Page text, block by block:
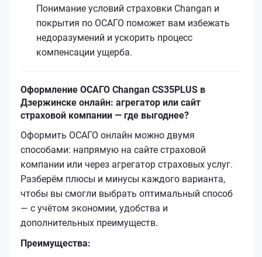
Понимание условий страховки Changan и
покрытия по ОСАГО поможет вам избежать
недоразумений и ускорить процесс
компенсации ущерба.
Оформление ОСАГО Changan CS35PLUS в
Дзержинске онлайн: агрегатор или сайт
страховой компании — где выгоднее?
Оформить ОСАГО онлайн можно двумя
способами: напрямую на сайте страховой
компании или через агрегатор страховых услуг.
Разберём плюсы и минусы каждого варианта,
чтобы вы смогли выбрать оптимальный способ
— с учётом экономии, удобства и
дополнительных преимуществ.
Преимущества: